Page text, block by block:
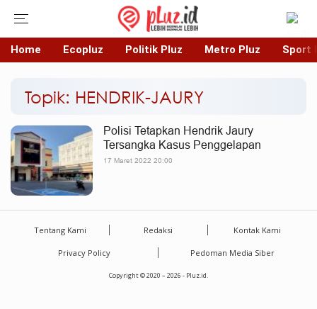
Home Ecopluz Politik Pluz Metro Pluz Sport
Topik: HENDRIK-JAURY
Polisi Tetapkan Hendrik Jaury
Tersangka Kasus Penggelapan
17 Maret 2022 20:00
Tentang Kami Redaksi Kontak Kami
Privacy Policy Pedoman Media Siber
Copyright © 2020 – 2026 - Pluz.id.